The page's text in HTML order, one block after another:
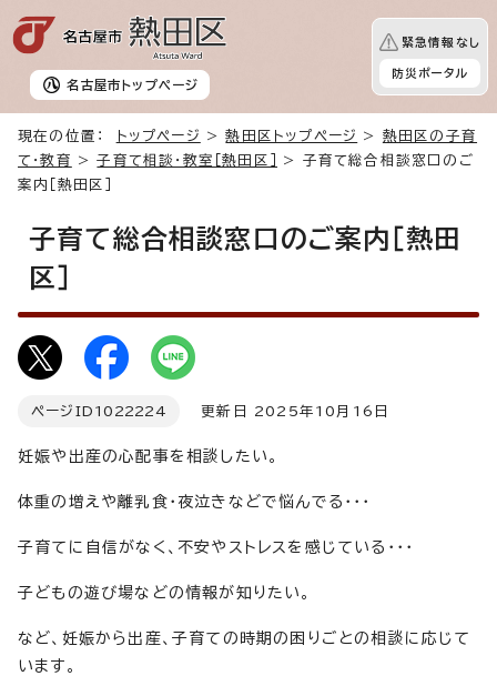
名古屋市 トップページ
緊急情報なし
防災ポータル
現在の位置： トップページ >熱田区トップページ > 熱田区の子育
て・教育
>子育て相談・教室［熱田区］
> 子育て総合相談窓口のご
案内［熱田区］
子育て総合相談窓口のご案内［熱田
区］
ページID 1022224 更新日 2025年10月16日
妊娠や出産の心配事を相談したい。
体重の増えや離乳食・夜泣きなどで悩んでる・・・
子育てに自信がなく、不安やストレスを感じている・・・
子どもの遊び場などの情報が知りたい。
など、妊娠から出産、子育ての時期の困りごとの相談に応じて
います。